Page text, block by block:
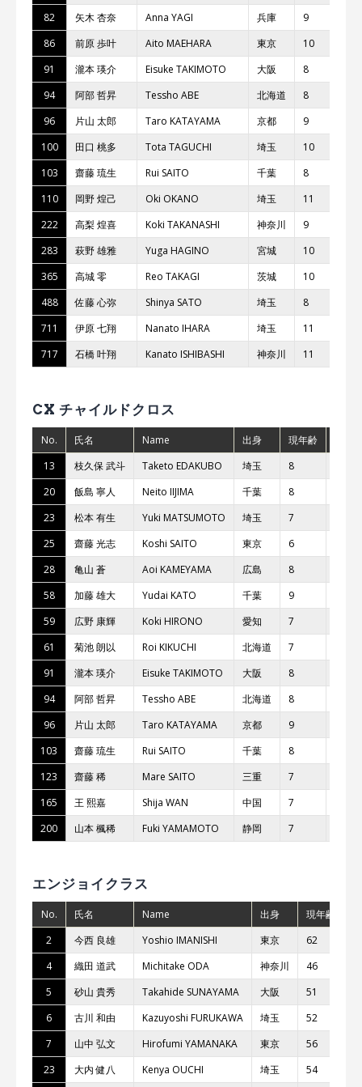
82
⽮⽊ 杏奈 Anna YAGI 兵庫
9
86
前原 歩叶 Aito MAEHARA 東京
10
91
瀧本 瑛介 Eisuke TAKIMOTO ⼤阪
8
94
阿部 哲昇 Tessho ABE 北海道
8
96
⽚⼭ 太郎 Taro KATAYAMA 京都
9
100
⽥⼝ 桃多 Tota TAGUCHI 埼⽟
10
103
齋藤 琉⽣ Rui SAITO 千葉
8
110
岡野 煌⼰ Oki OKANO 埼⽟
11
222
⾼梨 煌喜 Koki TAKANASHI 神奈川
9
283
萩野 雄雅 Yuga HAGINO 宮城
10
365
⾼城 零 Reo TAKAGI 茨城
10
488
佐藤 ⼼弥 Shinya SATO 埼⽟
8
711
伊原 七翔 Nanato IHARA 埼⽟
11
717
⽯橋 叶翔 Kanato ISHIBASHI 神奈川 11
CX チャイルドクロス
No. 氏名 Name 出身 現年齢
13
枝久保 武⽃ Taketo EDAKUBO 埼⽟
8
20
飯島 寧⼈ Neito IIJIMA 千葉 8
23
松本 有⽣ Yuki MATSUMOTO 埼⽟ 7
25
齋藤 光志 Koshi SAITO 東京 6
28
⻲⼭ 蒼 Aoi KAMEYAMA 広島 8
58
加藤 雄⼤ Yudai KATO 千葉
9
59
広野 康輝 Koki HIRONO 愛知 7
61
菊池 朗以 Roi KIKUCHI 北海道 7
91
瀧本 瑛介 Eisuke TAKIMOTO ⼤阪
8
94
阿部 哲昇 Tessho ABE 北海道 8
96
⽚⼭ 太郎 Taro KATAYAMA 京都
9
103
齋藤 琉⽣ Rui SAITO 千葉 8
123
齋藤 稀 Mare SAITO 三重 7
165
王 熙嘉 Shija WAN 中国 7
200
⼭本 楓稀 Fuki YAMAMOTO 静岡 7
エンジョイクラス
No. 氏名 Name 出身 現年齢
2
今⻄ 良雄 Yoshio IMANISHI 東京 62
4
織⽥ 道武 Michitake ODA 神奈川 46
5
砂⼭ 貴秀 Takahide SUNAYAMA ⼤阪 51
6
古川 和由 Kazuyoshi FURUKAWA 埼⽟
52
7
⼭中 弘⽂ Hirofumi YAMANAKA 東京 56
23
⼤内 健⼋ Kenya OUCHI 埼⽟ 54